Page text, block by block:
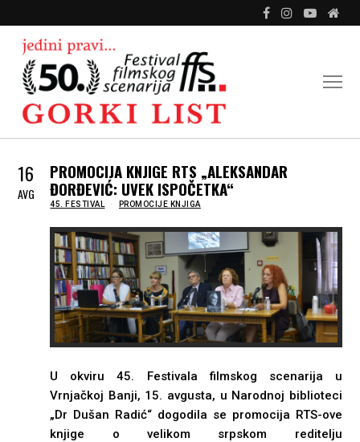
16
AVG
PROMOCIJA KNJIGE RTS „ALEKSANDAR
ĐORĐEVIĆ: UVEK ISPOČETKA“
IN
45. FESTIVAL PROMOCIJE KNJIGA
U okviru 45. Festivala filmskog scenarija u
Vrnjačkoj Banji, 15. avgusta, u Narodnoj biblioteci
„Dr Dušan Radić“ dogodila se promocija RTS-ove
knjige o velikom srpskom reditelju